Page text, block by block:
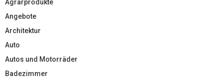
Agrarprodukte
Angebote
Architektur
Auto
Autos und Motorräder
Badezimmer